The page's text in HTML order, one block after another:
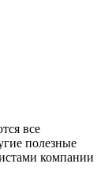
все
полезные
компании